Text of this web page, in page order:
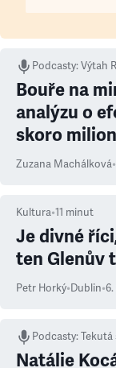
Podcasty:Výtah
Bouře na
analýzu o
skoro
Zuzana Machálková•
Kultura•11 minut
Je divné
ten Glenův
Petr Horký•Dublin•6.
Podcasty:
Natálie